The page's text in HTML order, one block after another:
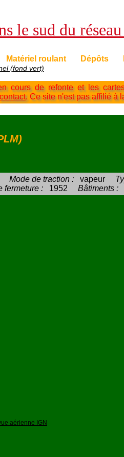
le sud du
Matériel roulant Dépôts
(fond vert)
cours de refonte et les
contact. Ce site n'est pas affilié à
Mode de traction : vapeur
fermeture : 1952 Bâtiments :
aérienne IGN